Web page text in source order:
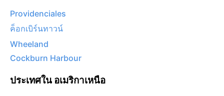
Providenciales
ค็อกเบิร์นทาวน์
Wheeland
Cockburn Harbour
ประเทศใน อเมริกาเหนือ